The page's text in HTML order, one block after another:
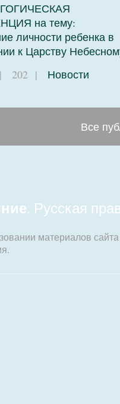
на тему:
личности ребенка в
к Царству
| 202 | Новости
Все
. Русская
материалов